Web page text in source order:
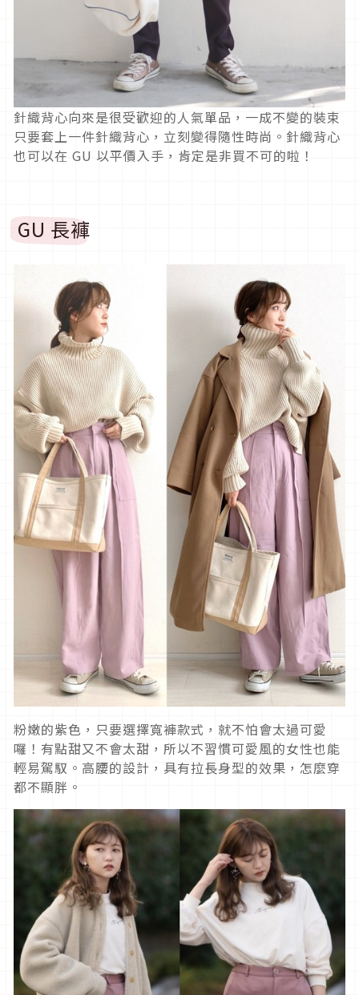
針織背心向來是很受歡迎的人氣單品，一成不變的裝束
只要套上一件針織背心，立刻變得隨性時尚。針織背心
也可以在 GU 以平價入手，肯定是非買不可的啦！
GU 長褲
粉嫩的紫色，只要選擇寬褲款式，就不怕會太過可愛
囉！有點甜又不會太甜，所以不習慣可愛風的女性也能
輕易駕馭。高腰的設計，具有拉長身型的效果，怎麼穿
都不顯胖。